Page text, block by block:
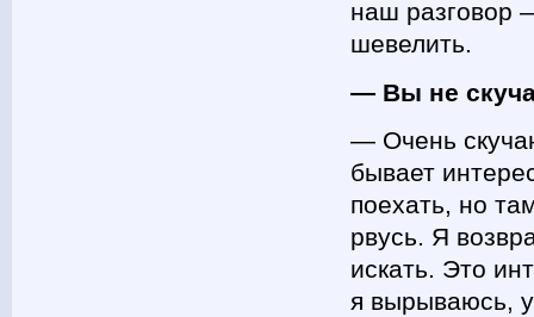
наш разговор
шевелить.
— Вы не
— Очень
бывает
поехать, но
рвусь. Я
искать. Это
я вырываюсь,